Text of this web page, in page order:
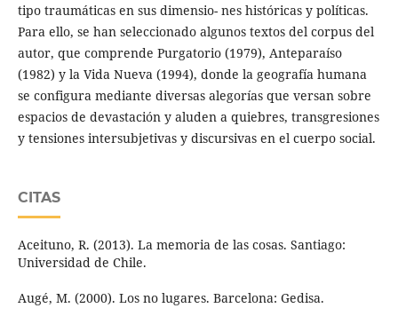
tipo traumáticas en sus dimensio- nes históricas y políticas.
Para ello, se han seleccionado algunos textos del corpus del
autor, que comprende Purgatorio (1979), Anteparaíso
(1982) y la Vida Nueva (1994), donde la geografía humana
se configura mediante diversas alegorías que versan sobre
espacios de devastación y aluden a quiebres, transgresiones
y tensiones intersubjetivas y discursivas en el cuerpo social.
CITAS
Aceituno, R. (2013). La memoria de las cosas. Santiago:
Universidad de Chile.
Augé, M. (2000). Los no lugares. Barcelona: Gedisa.